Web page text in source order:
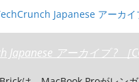
Japanese アーカイ
Japanese アーカイブ ? ［